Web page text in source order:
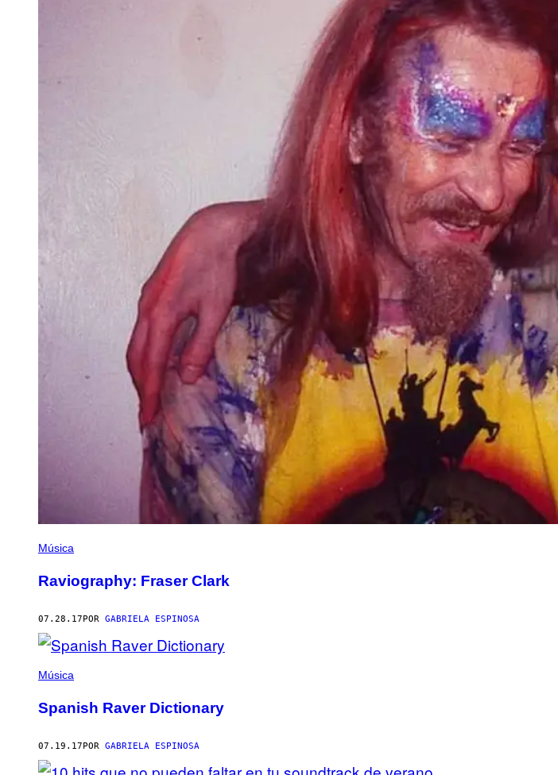
Música
Raviography: Fraser Clark
07.28.17 POR GABRIELA ESPINOSA
Música
Spanish Raver Dictionary
07.19.17 POR GABRIELA ESPINOSA